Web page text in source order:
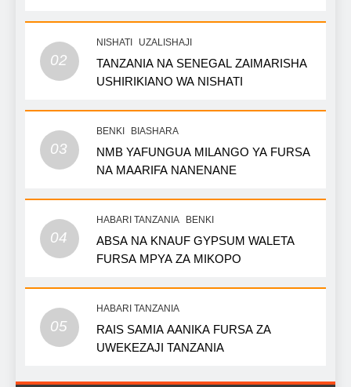
02
NISHATI UZALISHAJI
TANZANIA NA SENEGAL ZAIMARISHA
USHIRIKIANO WA NISHATI
03
BENKI BIASHARA
NMB YAFUNGUA MILANGO YA FURSA
NA MAARIFA NANENANE
04
HABARI TANZANIA BENKI
ABSA NA KNAUF GYPSUM WALETA
FURSA MPYA ZA MIKOPO
05
HABARI TANZANIA
RAIS SAMIA AANIKA FURSA ZA
UWEKEZAJI TANZANIA